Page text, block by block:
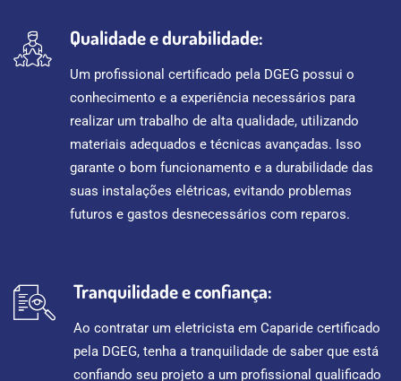
Qualidade e durabilidade:
Um profissional certificado pela DGEG possui o
conhecimento e a experiência necessários para
realizar um trabalho de alta qualidade, utilizando
materiais adequados e técnicas avançadas. Isso
garante o bom funcionamento e a durabilidade das
suas instalações elétricas, evitando problemas
futuros e gastos desnecessários com reparos.
Tranquilidade e confiança:
Ao contratar um eletricista em Caparide certificado
pela DGEG, tenha a tranquilidade de saber que está
confiando seu projeto a um profissional qualificado